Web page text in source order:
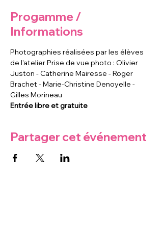
Progamme /
Informations
Photographies réalisées par les élèves
de l'atelier Prise de vue photo : Olivier
Juston - Catherine Mairesse - Roger
Brachet - Marie-Christine Denoyelle -
Gilles Morineau
Entrée libre et gratuite
Partager cet événement